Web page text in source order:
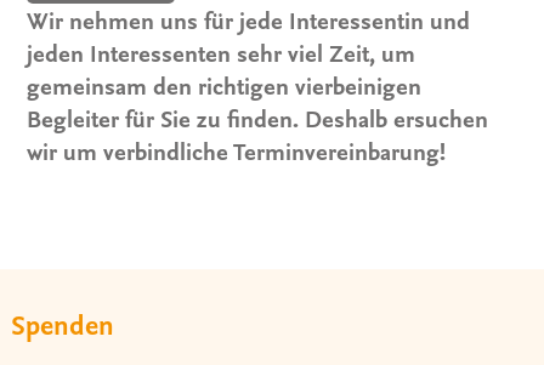
Wir nehmen uns für jede Interessentin und
jeden Interessenten sehr viel Zeit, um
gemeinsam den richtigen vierbeinigen
Begleiter für Sie zu finden. Deshalb ersuchen
wir um verbindliche Terminvereinbarung!
Spenden